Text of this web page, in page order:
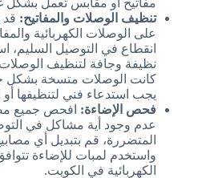
تنظيف الوصلات والمفاتيح: قد
على الوصلات الكهربائية
انقطاع في التوصيل
نظيفة وجافة لتنظيف الوصلات
كانت الوصلات متسخة بشكل
يجب استدعاء فني لتنظيفها أو
فحص الإضاءة: افحص جميع
عدم وجود أية مشاكل في
المتضررة، قم بتبديل أي
واستخدم لمبات للإضاءة
الكهربائية في الكويت.